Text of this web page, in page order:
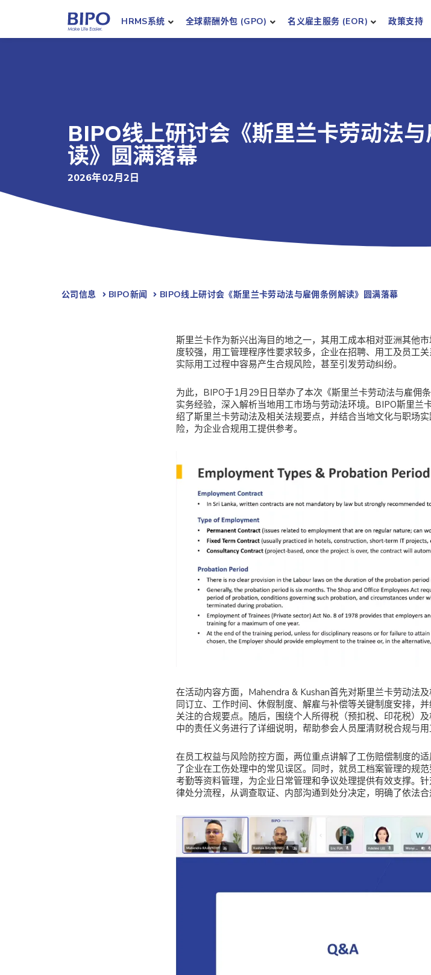
HRMS系统 全球薪酬外包 (GPO) 名义雇主服务 (EOR) 政策支持
BIPO线上研讨会《斯里兰卡劳动法
读》圆满落幕
2026年02月2日
公司信息 BIPO新闻​ BIPO线上研讨会《斯里兰卡劳动法与雇佣条例解读》圆满落幕
斯里兰卡作为新兴出海目的地之一，其用工成本相对亚洲其他
度较强，用工管理程序性要求较多，企业在招聘、用工及员工
实际用工过程中容易产生合规风险，甚至引发劳动纠纷。
为此，BIPO于1月29日日举办了本次《斯里兰卡劳动法与雇佣
实务经验，深入解析当地用工市场与劳动法环境。BIPO斯里兰
绍了斯里兰卡劳动法及相关法规要点，并结合当地文化与职场
险，为企业合规用工提供参考。
在活动内容方面，Mahendra & Kushan首先对斯里兰卡劳动法
同订立、工作时间、休假制度、解雇与补偿等关键制度安排，
关注的合规要点。随后，围绕个人所得税（预扣税、印花税）
中的责任义务进行了详细说明，帮助参会人员厘清财税合规与用
在员工权益与风险防控方面，两位重点讲解了工伤赔偿制度的
了企业在工伤处理中的常见误区。同时，就员工档案管理的规
考勤等资料管理，为企业日常管理和争议处理提供有效支撑。
律处分流程，从调查取证、内部沟通到处分决定，明确了依法合